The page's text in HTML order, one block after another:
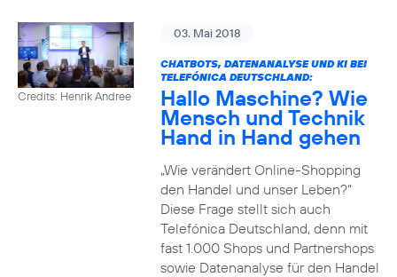
Credits: Henrik Andree
03. Mai 2018
CHATBOTS, DATENANALYSE UND KI BEI
TELEFÓNICA DEUTSCHLAND:
Hallo Maschine? Wie
Mensch und Technik
Hand in Hand gehen
„Wie verändert Online-Shopping
den Handel und unser Leben?“
Diese Frage stellt sich auch
Telefónica Deutschland, denn mit
fast 1.000 Shops und Partnershops
sowie Datenanalyse für den Handel